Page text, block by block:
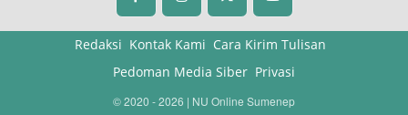
Redaksi Kontak Kami Cara Kirim Tulisan
Pedoman Media Siber Privasi
© 2020 - 2026 | NU Online Sumenep